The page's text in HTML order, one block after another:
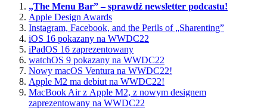
„The Menu Bar” – sprawdź newsletter podcastu!
Apple Design Awards
Instagram, Facebook, and the Perils of „Sharenting”
iOS 16 pokazany na WWDC22
iPadOS 16 zaprezentowany
watchOS 9 pokazany na WWDC22
Nowy macOS Ventura na WWDC22!
Apple M2 ma debiut na WWDC22!
MacBook Air z Apple M2, z nowym designem
zaprezentowany na WWDC22